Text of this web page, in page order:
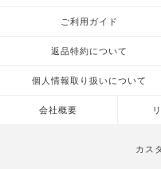
ご利用ガイド
返品特約について
個人情報取り扱いについて
会社概要
カス